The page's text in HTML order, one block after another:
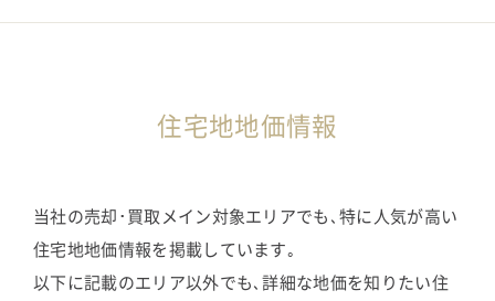
住宅地地価情報
当社の売却･買取メイン対象エリアでも､特に人気が高い
住宅地地価情報を掲載しています｡
以下に記載のエリア以外でも､詳細な地価を知りたい住